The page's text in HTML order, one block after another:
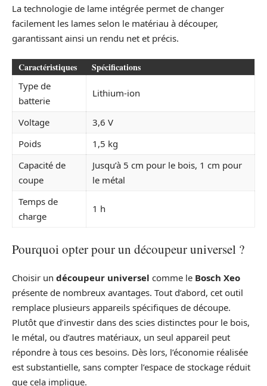
La technologie de lame intégrée permet de changer
facilement les lames selon le matériau à découper,
garantissant ainsi un rendu net et précis.
Caractéristiques Spécifications
Type de
batterie
Lithium-ion
Voltage
3,6 V
Poids
1,5 kg
Capacité de
coupe
Jusqu’à 5 cm pour le bois, 1 cm pour
le métal
Temps de
charge
1 h
Pourquoi opter pour un découpeur universel ?
Choisir un découpeur universel comme le Bosch Xeo
présente de nombreux avantages. Tout d’abord, cet outil
remplace plusieurs appareils spécifiques de découpe.
Plutôt que d’investir dans des scies distinctes pour le bois,
le métal, ou d’autres matériaux, un seul appareil peut
répondre à tous ces besoins. Dès lors, l’économie réalisée
est substantielle, sans compter l’espace de stockage réduit
que cela implique.